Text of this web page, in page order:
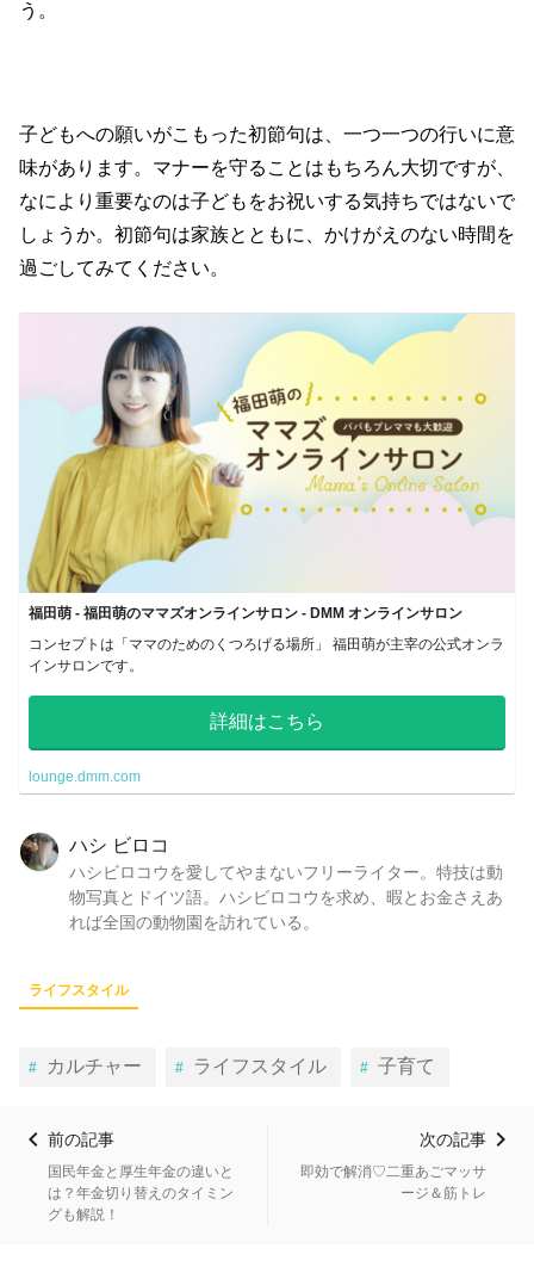
う。
子どもへの願いがこもった初節句は、一つ一つの行いに意
味があります。マナーを守ることはもちろん大切ですが、
なにより重要なのは子どもをお祝いする気持ちではないで
しょうか。初節句は家族とともに、かけがえのない時間を
過ごしてみてください。
福田萌 - 福田萌のママズオンラインサロン - DMM オンラインサロン
コンセプトは「ママのためのくつろげる場所」 福田萌が主宰の公式オンラ
インサロンです。
詳細はこちら
lounge.dmm.com
ハシ ビロコ
ハシビロコウを愛してやまないフリーライター。特技は動
物写真とドイツ語。ハシビロコウを求め、暇とお金さえあ
れば全国の動物園を訪れている。
ライフスタイル
カルチャー ライフスタイル 子育て
前の記事
国民年金と厚生年金の違いと
は？年金切り替えのタイミン
グも解説！
次の記事
即効で解消♡二重あごマッサ
ージ＆筋トレ